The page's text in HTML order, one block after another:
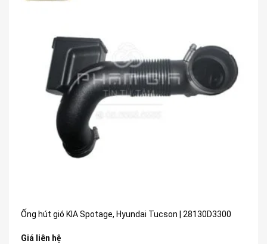
Ống hút gió KIA Spotage, Hyundai Tucson | 28130D3300
Giá liên hệ